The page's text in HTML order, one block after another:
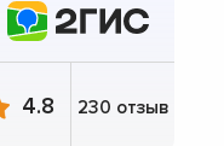
4.8 230 отзыв